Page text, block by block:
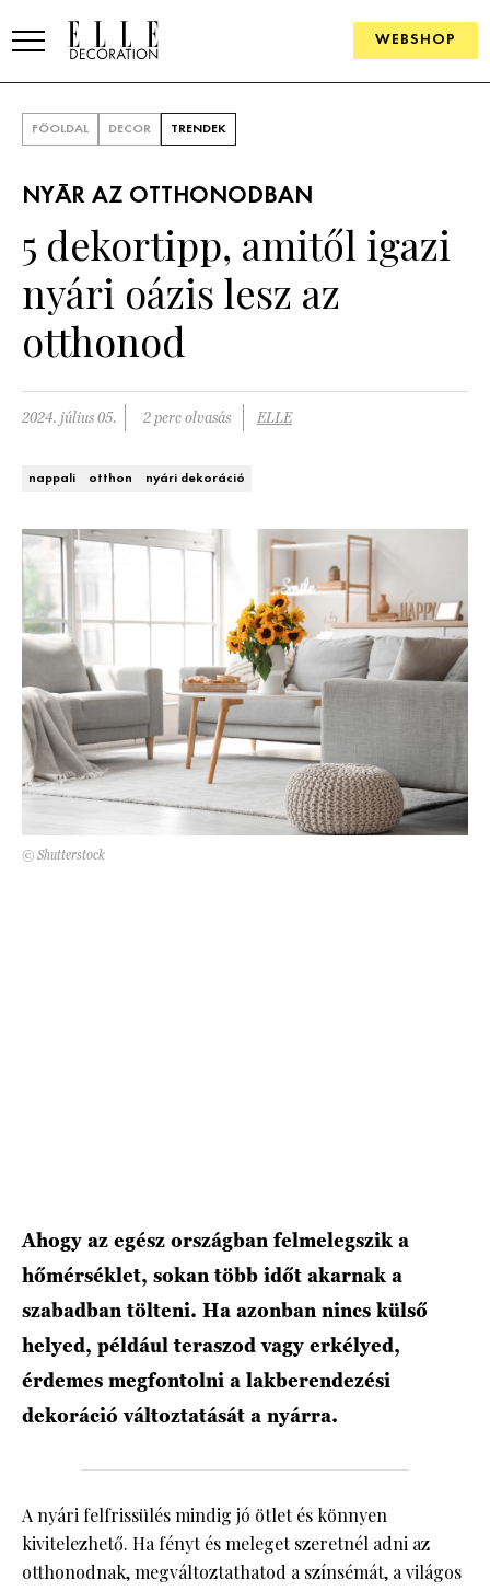
WEBSHOP
SZOBÁK
Konyha
Fürdőszoba
Nappali
ÖTLETEK
Szállodák és vendégházak WEBSHOP
FŐOLDAL DECOR TRENDEK
NYÁR AZ OTTHONODBAN
5 dekortipp, amitől igazi
nyári oázis lesz az
otthonod
2024. július 05. 2 perc olvasás ELLE
nappali otthon nyári dekoráció
© Shutterstock
Ahogy az egész országban felmelegszik a
hőmérséklet, sokan több időt akarnak a
szabadban tölteni. Ha azonban nincs külső
helyed, például teraszod vagy erkélyed,
érdemes megfontolni a lakberendezési
dekoráció változtatását a nyárra.
A nyári felfrissülés mindig jó ötlet és könnyen
kivitelezhető. Ha fényt és meleget szeretnél adni az
otthonodnak, megváltoztathatod a színsémát, a világos